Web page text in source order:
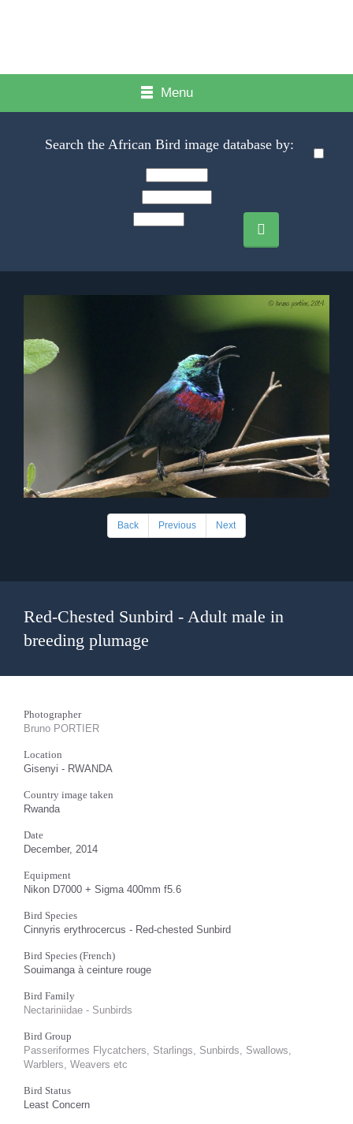
Menu
Search the African Bird image database by:
Back Previous Next
Red-Chested Sunbird - Adult male in
breeding plumage
Photographer
Bruno PORTIER
Location
Gisenyi - RWANDA
Country image taken
Rwanda
Date
December, 2014
Equipment
Nikon D7000 + Sigma 400mm f5.6
Bird Species
Cinnyris erythrocercus - Red-chested Sunbird
Bird Species (French)
Souimanga à ceinture rouge
Bird Family
Nectariniidae - Sunbirds
Bird Group
Passeriformes Flycatchers, Starlings, Sunbirds, Swallows,
Warblers, Weavers etc
Bird Status
Least Concern